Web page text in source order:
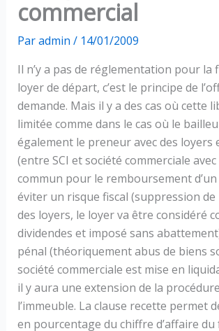
commercial
Paradmin / 14/01/2009
Il n’y a pas de réglementation pour la
loyer de départ, c’est le principe de
demande. Mais il y a des cas où cette
limitée comme dans le cas où le
également le preneur avec des loyers
(entre SCI et société commerciale
commun pour le remboursement
éviter un risque fiscal (suppression
des loyers, le loyer va être considéré
dividendes et imposé sans
pénal (théoriquement abus de biens
société commerciale est mise en
il y aura une extension de la
l’immeuble. La clause recette permet
en pourcentage du chiffre d’affaire du